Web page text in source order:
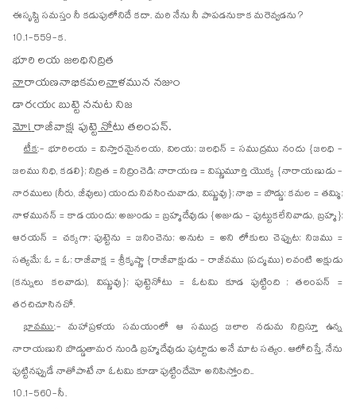
ఈసృష్టి సమస్తం నీ కడుపులోనిదే కదా. మరి నేను నీ పాపడనుకాక మరెవ్వడను?
10.1-559-క.
భూరి లయ జలధినిద్రిత
నారాయణనాభికమలనాళమున నజుం
డారఁయఁ బుట్టె ననుట నిజ
మో!రాజీవాక్ష! పుట్టెనోటు తలంపన్.
టీక:- భూరిలయ = విస్తారమైనలయ, విలయ; జలధిన్ = సముద్రము నందు {జలధి -
జలము నిధి, కడలి}; నిద్రిత = నిద్రించెడి; నారాయణ = విష్ణుమూర్తి యొక్క {నారాయణుడు -
నారములు (నీరు, జీవులు) యందు నివసించువాడు, విష్ణువు}; నాభి = బొడ్డు; కమల = తమ్మి;
నాళమునన్ = కాడ యందు; అజుండు = బ్రహ్మదేవుడు {అజుడు - పుట్టుకలేనివాడు, బ్రహ్మ};
ఆరయన్ = చక్కగా; పుట్టెను = జనించెను; అనుట = అని లోకులు చెప్పుట; నిజము =
సత్యమే; ఓ = ఓ; రాజీవాక్ష = శ్రీకృష్ణా {రాజీవాక్షుడు - రాజీవము (పద్మము) లవంటి అక్షుడు
(కన్నులు కలవాడు), విష్ణువు}; పుట్టెనోటు = ఓటమి కూడ పుట్టింది ; తలంపన్ =
తరచిచూసినచో.
భావము:- మహాప్రళయ సమయంలో ఆ సముద్ర జలాల నడుమ నిద్రిస్తూ ఉన్న
నారాయణుని బొడ్డుతామర నుండి బ్రహ్మదేవుడు పుట్టాడు అనే మాట సత్యం. ఆలోచిస్తే, నేను
పుట్టినప్పుడే నాతోపాటే నా ఓటమి కూడా పుట్టిందేమో అనిపిస్తోంది..
10.1-560-సీ.